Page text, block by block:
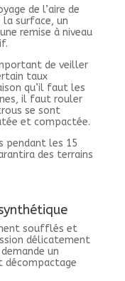
de l’aire de
surface, un
remise à niveau
de veiller
taux
qu’il faut les
il faut rouler
se sont
et compactée.
pendant les 15
des terrains
soufflés et
délicatement
un
décompactage